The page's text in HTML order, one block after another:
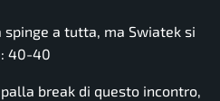
spinge a tutta, ma Swiatek si
40-40
palla break di questo incontro,